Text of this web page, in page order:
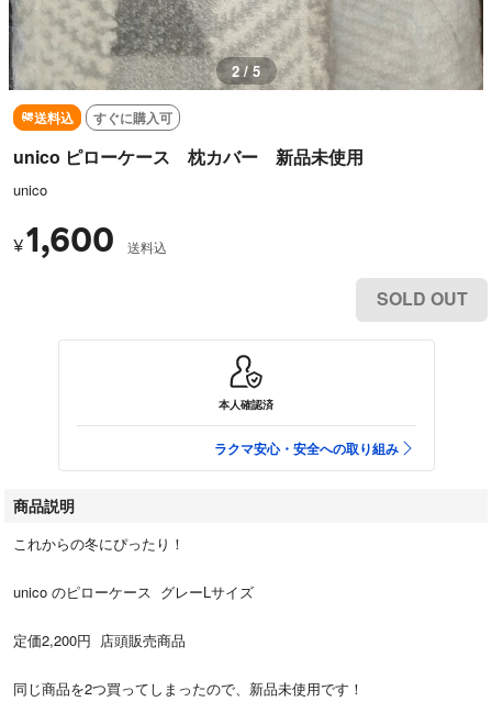
3 / 5
送料込 すぐに購入可
unico ピローケース 枕カバー 新品未使用
unico
¥1,600 送料込
SOLD OUT
本人確認済
ラクマ安心・安全への取り組み
商品説明
これからの冬にぴったり！
unico のピローケース グレーLサイズ
定価2,200円 店頭販売商品
同じ商品を2つ買ってしまったので、新品未使用です！